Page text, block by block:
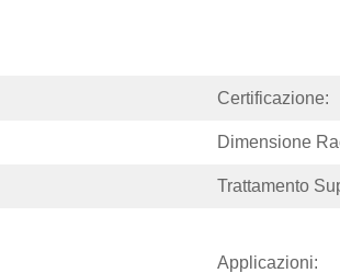
Certificazione:
Dimensione
Trattamento
Applicazioni: